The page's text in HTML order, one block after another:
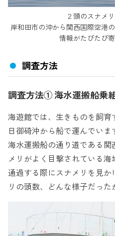
２頭のスナメ
岸和田市の沖から関西国際空港の
情報がたびたび
調査方法
調査方法① 海水運搬船乗
海遊館では、生きものを飼
日御碕沖から船で運んでいま
海水運搬船の通り道である関
メリがよく目撃されている海
通過する際にスナメリを見か
リの頭数、どんな様子だった